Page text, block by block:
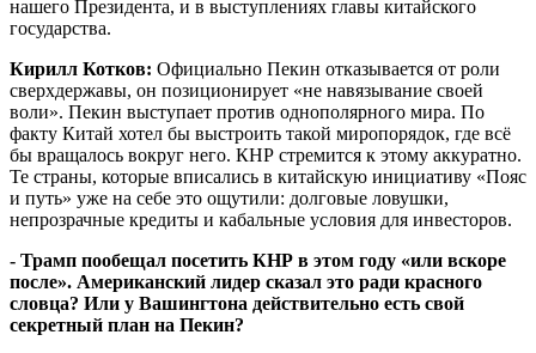
нашего Президента, и в выступлениях главы китайского
государства.
Кирилл Котков: Официально Пекин отказывается от роли
сверхдержавы, он позиционирует «не навязывание своей
воли». Пекин выступает против однополярного мира. По
факту Китай хотел бы выстроить такой миропорядок, где всё
бы вращалось вокруг него. КНР стремится к этому аккуратно.
Те страны, которые вписались в китайскую инициативу «Пояс
и путь» уже на себе это ощутили: долговые ловушки,
непрозрачные кредиты и кабальные условия для инвесторов.
- Трамп пообещал посетить КНР в этом году «или вскоре
после». Американский лидер сказал это ради красного
словца? Или у Вашингтона действительно есть свой
секретный план на Пекин?